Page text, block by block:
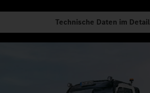
Technische Daten im Detail